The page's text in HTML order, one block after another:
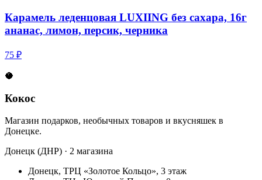
Карамель леденцовая LUXIING без сахара, 16г
ананас, лимон, персик, черника
75 ₽
🥥
Кокос
Магазин подарков, необычных товаров и вкусняшек в
Донецке.
Донецк (ДНР) · 2 магазина
Донецк, ТРЦ «Золотое Кольцо», 3 этаж